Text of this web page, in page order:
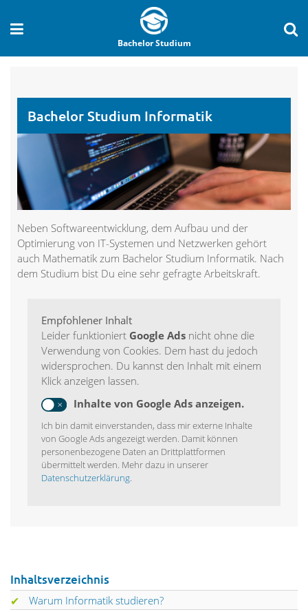
Bachelor Studium
Bachelor Studium Informatik
Neben Softwareentwicklung, dem Aufbau und der
Optimierung von IT-Systemen und Netzwerken gehört
auch Mathematik zum Bachelor Studium Informatik. Nach
dem Studium bist Du eine sehr gefragte Arbeitskraft.
Empfohlener Inhalt
Leider funktioniert Google Ads nicht ohne die
Verwendung von Cookies. Dem hast du jedoch
widersprochen. Du kannst den Inhalt mit einem
Klick anzeigen lassen.
Inhalte von Google Ads anzeigen.
Ich bin damit einverstanden, dass mir externe Inhalte
von Google Ads angezeigt werden. Damit können
personenbezogene Daten an Drittplattformen
übermittelt werden. Mehr dazu in unserer
Datenschutzerklärung.
Inhaltsverzeichnis
Warum Informatik studieren?